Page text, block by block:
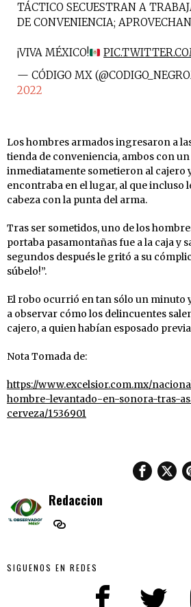
TÁCTICO SECUESTRAN A
DE CONVENIENCIA;
¡VIVA MÉXICO!
— CÓDIGO MX
2022
Los hombres armados ingresaron a las
tienda de conveniencia, ambos con
inmediatamente sometieron al cajero
encontraba en el lugar, al que incluso
cabeza con la punta del arma.
Tras ser sometidos, uno de los
portaba pasamontañas fue a la caja y
segundos después le gritó a su
súbelo!”.
El robo ocurrió en tan sólo un minuto
a observar cómo los delincuentes
cajero, a quien habían esposado
Nota Tomada de:
https://www.excelsior.com.mx/
hombre-levantado-en-sonora-tras-
cerveza/1536901
Redaccion
SIGUENOS EN REDES